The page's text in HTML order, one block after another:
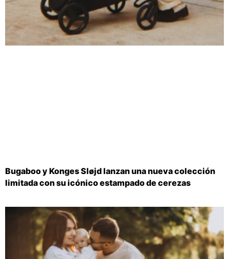
Bugaboo y Konges Sløjd lanzan una nueva colección
limitada con su icónico estampado de cerezas